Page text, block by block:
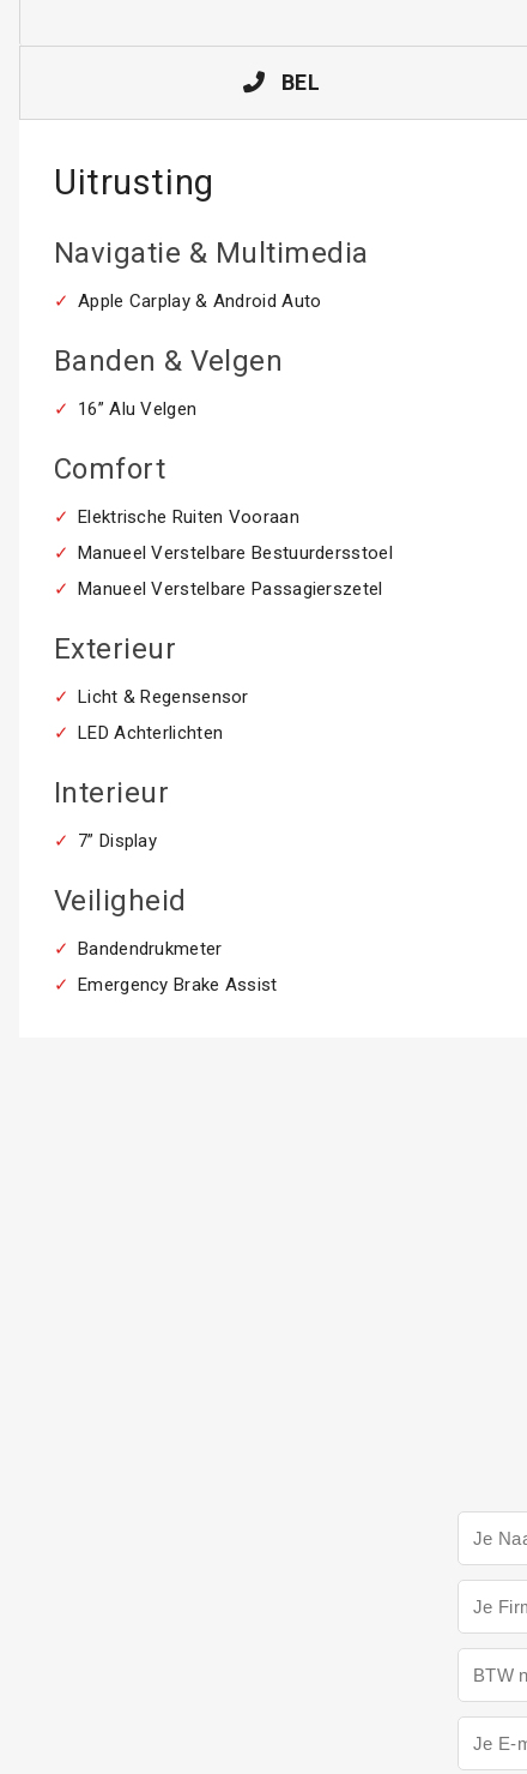
BEL
Uitrusting
Navigatie & Multimedia
Apple Carplay & Android Auto
Banden & Velgen
16” Alu Velgen
Comfort
Elektrische Ruiten Vooraan
Manueel Verstelbare Bestuurdersstoel
Manueel Verstelbare Passagierszetel
Exterieur
Licht & Regensensor
LED Achterlichten
Interieur
7” Display
Veiligheid
Bandendrukmeter
Emergency Brake Assist